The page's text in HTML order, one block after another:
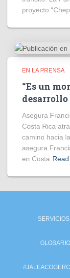
proyecto
EN LA PRENSA
“Es un
desarrollo
Asegura
Costa Rica
camino hacia
asegura
en Costa
SERVICIOS
GLOSARIO